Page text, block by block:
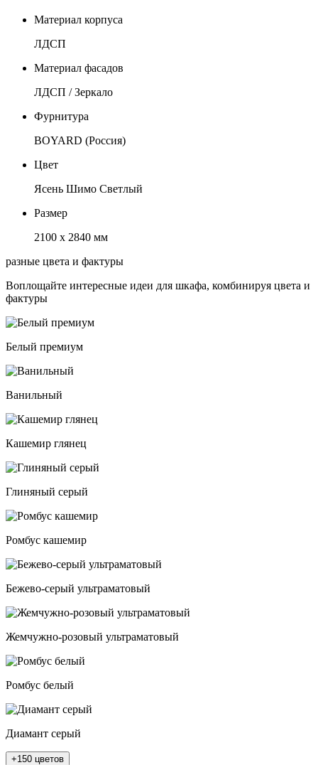
Материал корпуса
ЛДСП
Материал фасадов
ЛДСП / Зеркало
Фурнитура
BOYARD (Россия)
Цвет
Ясень Шимо Светлый
Размер
2100 х 2840 мм
разные цвета и фактуры
Воплощайте интересные идеи для шкафа, комбинируя цвета и
фактуры
Белый премиум
Ванильный
Кашемир глянец
Глиняный серый
Ромбус кашемир
Бежево-серый ультраматовый
Жемчужно-розовый ультраматовый
Ромбус белый
Диамант серый
+150 цветов